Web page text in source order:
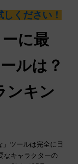
ください！
に最
ルは？
ンキン
ツールは完全に目
キャラクターの